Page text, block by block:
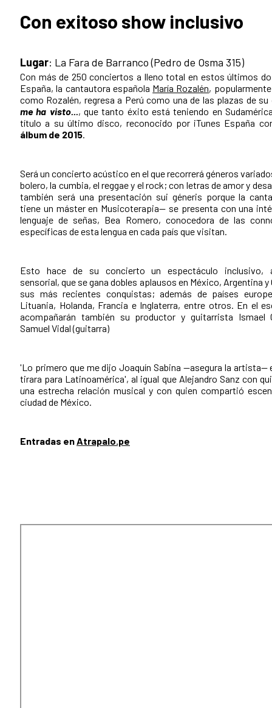
Con exitoso show inclusivo
Lugar: La Fara de Barranco (Pedro de Osma 315)
Con más de 250 conciertos a lleno total en estos últimos
España, la cantautora española María Rozalén,
como Rozalén, regresa a Perú como una de las plazas de
me ha visto... , que tanto éxito está teniendo en
título a su último disco, reconocido por iTunes España
álbum de 2015
Será un concierto acústico en el que recorrerá géneros
bolero, la cumbia, el reggae y el rock; con letras de amor y
también será una presentación sui géneris porque la
tiene un máster en Musicoterapia— se presenta con una
lenguaje de señas, Bea Romero, conocedora de las
específicas de esta lengua en cada país que visitan.
Esto hace de su concierto un espectáculo inclusivo,
sensorial, que se gana dobles aplausos en México, Argentina y
sus más recientes conquistas; además de países
Lituania, Holanda, Francia e Inglaterra, entre otros. En el
acompañarán también su productor y guitarrista Ismael
Samuel Vidal (guitarra)
'Lo primero que me dijo Joaquín Sabina —asegura la artista—
tirara para Latinoamérica', al igual que Alejandro Sanz con
una estrecha relación musical y con quien compartió
ciudad de México.
Entradas en Atrapalo.pe